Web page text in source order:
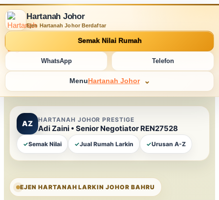
Hartanah Johor
Ejen Hartanah Johor Berdaftar
Semak Nilai Rumah
WhatsApp Telefon
Menu Hartanah Johor
AZ HARTANAH JOHOR PRESTIGE
Adi Zaini • Senior Negotiator REN27528
✓Semak Nilai ✓Jual Rumah Larkin ✓Urusan A-Z
EJEN HARTANAH LARKIN JOHOR BAHRU